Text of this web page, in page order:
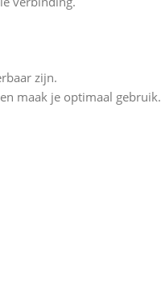
zijn.
maak je optimaal gebruik.